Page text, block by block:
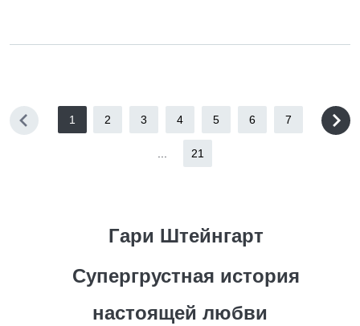
1 2 3 4 5 6 7
21
Гари Штейнгарт
Супергрустная история
настоящей любви